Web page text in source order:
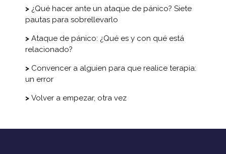
¿Qué hacer ante un ataque de pánico? Siete
pautas para sobrellevarlo
Ataque de pánico: ¿Qué es y con qué está
relacionado?
Convencer a alguien para que realice terapia:
un error
Volver a empezar, otra vez